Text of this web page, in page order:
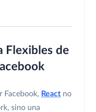
Flexibles de
Facebook, React no
sino una